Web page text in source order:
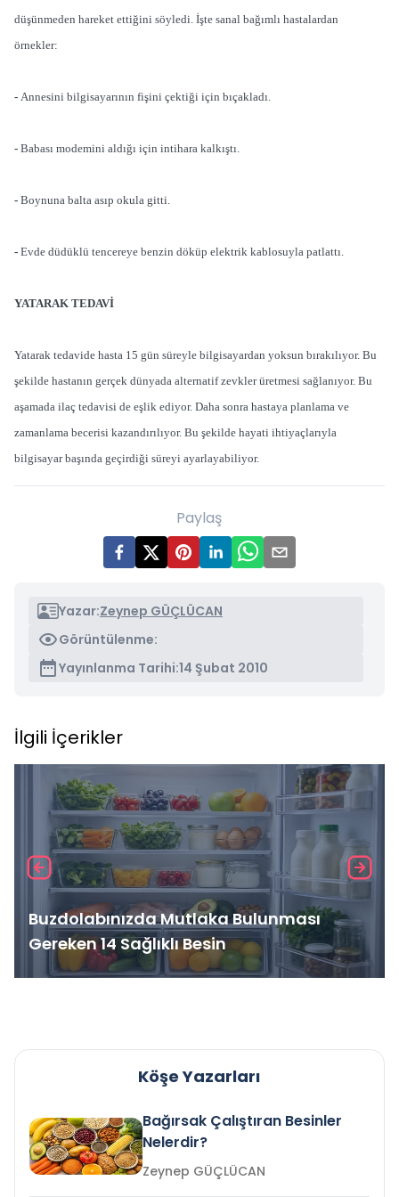
düşünmeden hareket ettiğini söyledi. İşte sanal bağımlı hastalardan
örnekler:
- Annesini bilgisayarının fişini çektiği için bıçakladı.
- Babası modemini aldığı için intihara kalkıştı.
- Boynuna balta asıp okula gitti.
- Evde düdüklü tencereye benzin döküp elektrik kablosuyla patlattı.
YATARAK TEDAVİ
Yatarak tedavide hasta 15 gün süreyle bilgisayardan yoksun bırakılıyor. Bu
şekilde hastanın gerçek dünyada alternatif zevkler üretmesi sağlanıyor. Bu
aşamada ilaç tedavisi de eşlik ediyor. Daha sonra hastaya planlama ve
zamanlama becerisi kazandırılıyor. Bu şekilde hayati ihtiyaçlarıyla
bilgisayar başında geçirdiği süreyi ayarlayabiliyor.
Paylaş
Yazar:Zeynep GÜÇLÜCAN
Görüntülenme:
Yayınlanma Tarihi:14 Şubat 2010
İlgili İçerikler
Buzdolabınızda Mutlaka Bulunması
Gereken 14 Sağlıklı Besin
Köşe Yazarları
Bağırsak Çalıştıran Besinler
Nelerdir?
Zeynep GÜÇLÜCAN